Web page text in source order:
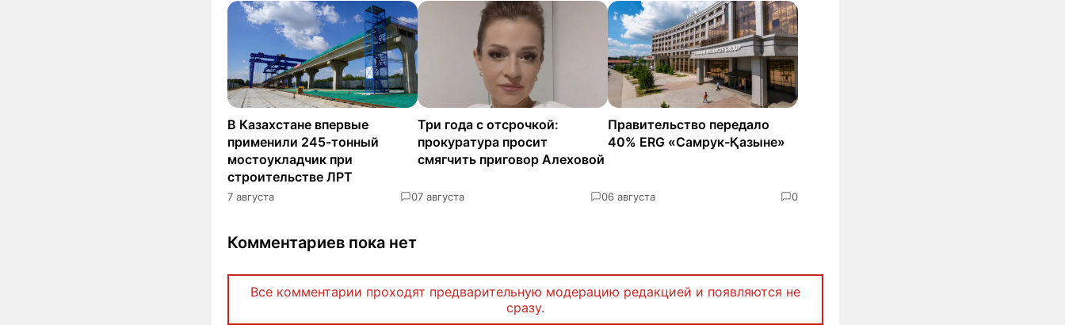
В Казахстане впервые
применили 245-тонный
мостоукладчик при
строительстве ЛРТ
7 августа 0
Три года с отсрочкой:
прокуратура просит
смягчить приговор Алеховой
7 августа 0
Правительство передало
40% ERG «Самрук-Қазыне»
6 августа 0
Комментариев пока нет
Все комментарии проходят предварительную модерацию редакцией и появляются не
сразу.